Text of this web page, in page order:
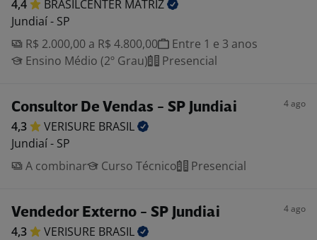
4,4 BRASILCENTER MATRIZ
Jundiaí - SP
R$ 2.000,00 a R$ 4.800,00
Entre 1 e 3 anos
Ensino Médio (2º Grau)
Presencial
Consultor De Vendas - SP Jundiai 4 ago
4,3 VERISURE BRASIL
Jundiaí - SP
A combinar
Curso Técnico Presencial
Vendedor Externo - SP Jundiai 4 ago
4,3 VERISURE BRASIL